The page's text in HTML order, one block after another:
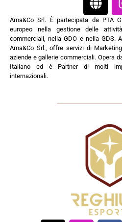
Ama&Co Srl. È partecipata da PTA
europeo nella gestione delle
commerciali, nella GDO e nella GDS.
Ama&Co Srl., offre servizi di
aziende e gallerie commerciali. Opera
Italiano ed è Partner di molti
internazionali.